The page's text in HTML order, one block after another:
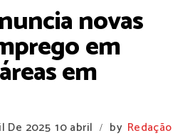
novas
em
em
De 2025 10 abril / by Redação